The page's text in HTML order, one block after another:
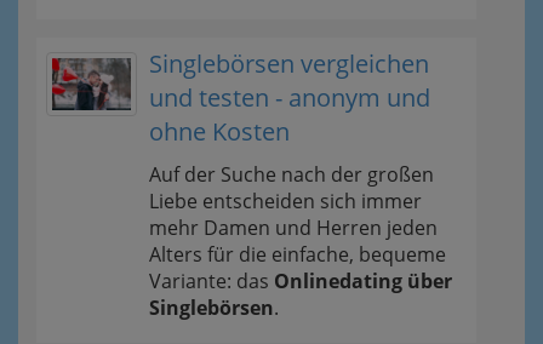
Singlebörsen vergleichen
und testen - anonym und
ohne Kosten
Auf der Suche nach der großen
Liebe entscheiden sich immer
mehr Damen und Herren jeden
Alters für die einfache, bequeme
Variante: das Onlinedating über
Singlebörsen.